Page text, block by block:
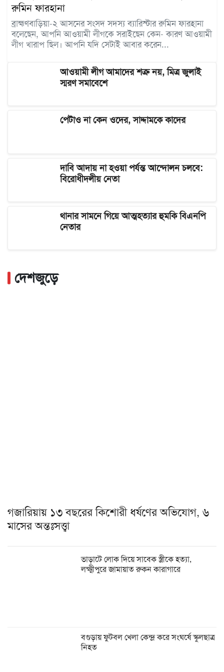
রুমিন ফারহানা
ব্রাহ্মণবাড়িয়া-২ আসনের সংসদ সদস্য ব্যারিস্টার রুমিন ফারহানা
বলেছেন, আপনি আওয়ামী লীগকে সরাইছেন কেন- কারণ আওয়ামী
লীগ খারাপ ছিল। আপনি যদি সেটাই আবার করেন...
আওয়ামী লীগ আমাদের শত্রু নয়, মিত্র জুলাই
স্মরণ সমাবেশে
পেটাও না কেন ওদের, সাদ্দামকে কাদের
দাবি আদায় না হওয়া পর্যন্ত আন্দোলন চলবে:
বিরোধীদলীয় নেতা
থানার সামনে গিয়ে আত্মহত্যার হুমকি বিএনপি
নেতার
দেশজুড়ে
গজারিয়ায় ১৩ বছরের কিশোরী ধর্ষণের অভিযোগ, ৬
মাসের অন্তঃসত্ত্বা
ভাড়াটে লোক দিয়ে সাবেক স্ত্রীকে হত্যা,
লক্ষ্মীপুরে জামায়াত রুকন কারাগারে
বগুড়ায় ফুটবল খেলা কেন্দ্র করে সংঘর্ষে স্কুলছাত্র
নিহত